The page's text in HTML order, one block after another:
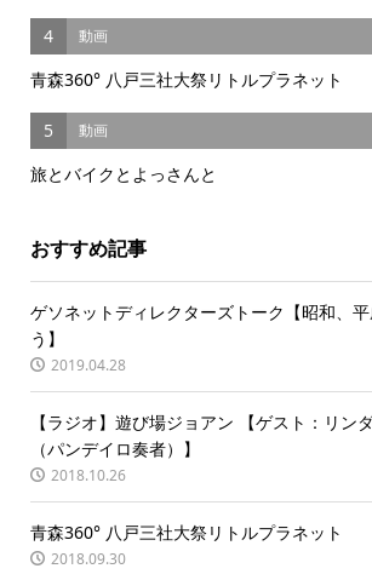
4 動画
青森360° 八戸三社大祭リトルプラネット
5 動画
旅とバイクとよっさんと
おすすめ記事
ゲソネットディレクターズトーク【昭和、
う】
2019.04.28
【ラジオ】遊び場ジョアン 【ゲスト：リン
（パンデイロ奏者）】
2018.10.26
青森360° 八戸三社大祭リトルプラネット
2018.09.30